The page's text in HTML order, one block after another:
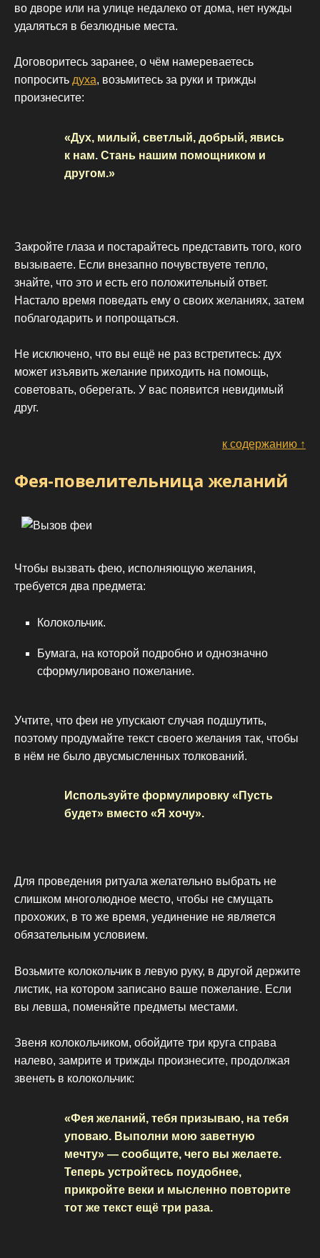
во дворе или на улице недалеко от дома, нет нужды
удаляться в безлюдные места.
Договоритесь заранее, о чём намереваетесь
попросить духа, возьмитесь за руки и трижды
произнесите:
«Дух, милый, светлый, добрый, явись
к нам. Стань нашим помощником и
другом.»
Закройте глаза и постарайтесь представить того, кого
вызываете. Если внезапно почувствуете тепло,
знайте, что это и есть его положительный ответ.
Настало время поведать ему о своих желаниях, затем
поблагодарить и попрощаться.
Не исключено, что вы ещё не раз встретитесь: дух
может изъявить желание приходить на помощь,
советовать, оберегать. У вас появится невидимый
друг.
к содержанию ↑
Фея-повелительница желаний
Чтобы вызвать фею, исполняющую желания,
требуется два предмета:
Колокольчик.
Бумага, на которой подробно и однозначно
сформулировано пожелание.
Учтите, что феи не упускают случая подшутить,
поэтому продумайте текст своего желания так, чтобы
в нём не было двусмысленных толкований.
Используйте формулировку «Пусть
будет» вместо «Я хочу».
Для проведения ритуала желательно выбрать не
слишком многолюдное место, чтобы не смущать
прохожих, в то же время, уединение не является
обязательным условием.
Возьмите колокольчик в левую руку, в другой держите
листик, на котором записано ваше пожелание. Если
вы левша, поменяйте предметы местами.
Звеня колокольчиком, обойдите три круга справа
налево, замрите и трижды произнесите, продолжая
звенеть в колокольчик:
«Фея желаний, тебя призываю, на тебя
уповаю. Выполни мою заветную
мечту» — сообщите, чего вы желаете.
Теперь устройтесь поудобнее,
прикройте веки и мысленно повторите
тот же текст ещё три раза.